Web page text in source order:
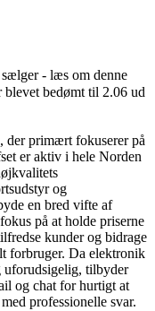
- læs om denne
blevet bedømt til 2.06 ud
der primært fokuserer på
er aktiv i hele Norden
og
en bred vifte af
på at holde priserne
kunder og bidrage
forbruger. Da elektronik
uforudsigelig, tilbyder
og chat for hurtigt at
professionelle svar.